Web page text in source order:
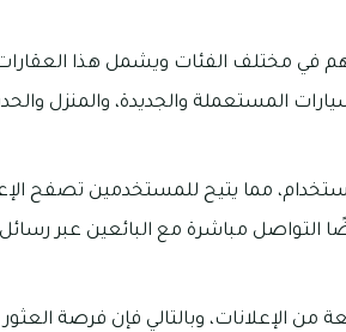
في مختلف الفئات ويشمل هذا
المستعملة والجديدة، والمنزل
مما يتيح للمستخدمين تصفح
مباشرة مع البائعين عبر رسائل
الإعلانات، وبالتالي فإن فرصة